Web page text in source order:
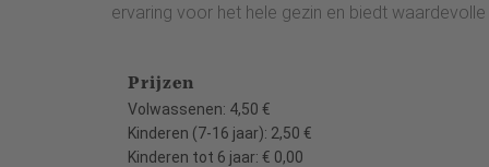
ervaring voor het hele gezin en biedt
Prijzen
Volwassenen: 4,50 €
Kinderen (7-16 jaar): 2,50 €
Kinderen tot 6 jaar: € 0,00